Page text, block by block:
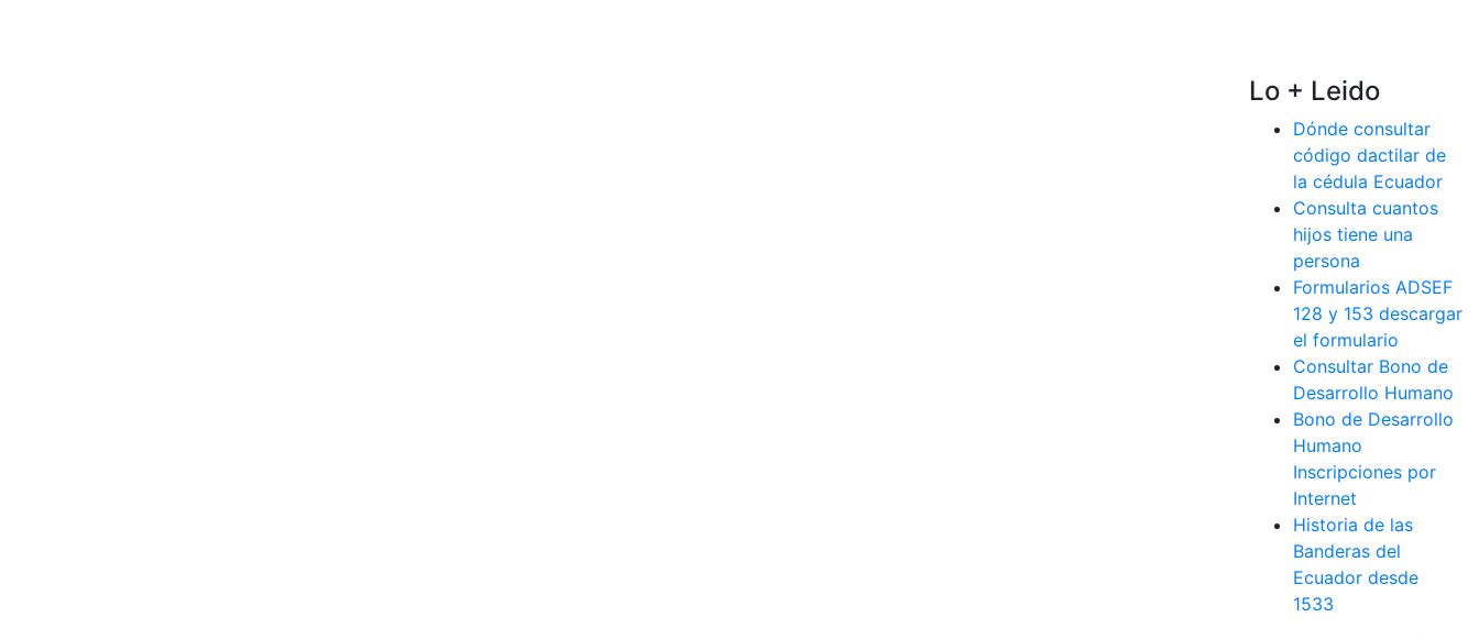
Lo + Leido
Dónde consultar
código dactilar de
la cédula Ecuador
Consulta cuantos
hijos tiene una
persona
Formularios ADSEF
128 y 153 descargar
el formulario
Consultar Bono de
Desarrollo Humano
Bono de Desarrollo
Humano
Inscripciones por
Internet
Historia de las
Banderas del
Ecuador desde
1533